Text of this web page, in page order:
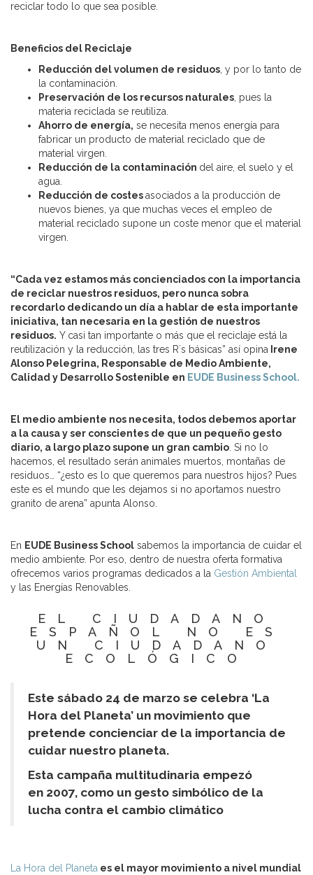
reciclar todo lo que sea posible.
Beneficios del Reciclaje
Reducción del volumen de residuos , y por lo tanto de
la contaminación.
Preservación de los recursos naturales , pues la
materia reciclada se reutiliza.
Ahorro de energía, se necesita menos energía para
fabricar un producto de material reciclado que de
material virgen.
Reducción de la contaminación del aire, el suelo y el
agua.
Reducción de costesasociados a la producción de
nuevos bienes, ya que muchas veces el empleo de
material reciclado supone un coste menor que el material
virgen.
“Cada vez estamos más concienciados con la importancia
de reciclar nuestros residuos, pero nunca sobra
recordarlo dedicando un día a hablar de esta importante
iniciativa, tan necesaria en la gestión de nuestros
residuos. Y casi tan importante o más que el reciclaje está la
reutilización y la reducción, las tres R´s básicas” así opina Irene
Alonso Pelegrina, Responsable de Medio Ambiente,
Calidad y Desarrollo Sostenible en EUDE Business School.
El medio ambiente nos necesita, todos debemos aportar
a la causa y ser conscientes de que un pequeño gesto
diario, a largo plazo supone un gran cambio . Si no lo
hacemos, el resultado serán animales muertos, montañas de
residuos… “¿esto es lo que queremos para nuestros hijos? Pues
este es el mundo que les dejamos si no aportamos nuestro
granito de arena” apunta Alonso.
En EUDE Business School sabemos la importancia de cuidar el
medio ambiente. Por eso, dentro de nuestra oferta formativa
ofrecemos varios programas dedicados a la Gestión Ambiental
y las Energías Renovables.
EL CIUDADANO
ESPAÑOL NO ES
UN CIUDADANO
ECOLÓGICO
Este sábado 24 de marzo se celebra ‘La
Hora del Planeta’ un movimiento que
pretende concienciar de la importancia de
cuidar nuestro planeta.
Esta campaña multitudinaria empezó
en 2007, como un gesto simbólico de la
lucha contra el cambio climático
La Hora del Planeta es el mayor movimiento a nivel mundial